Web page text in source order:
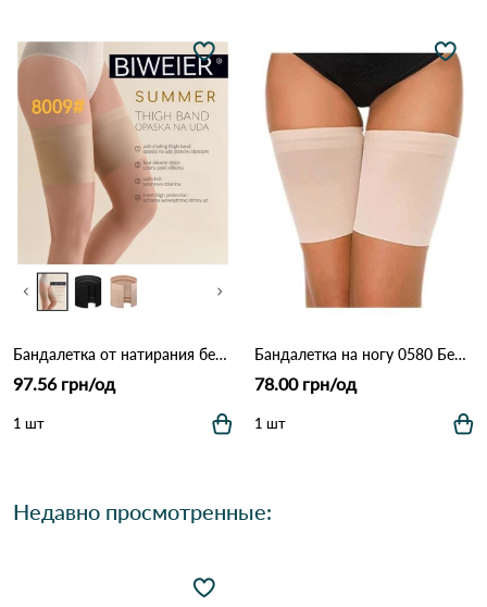
Бандалетка от натирания бедер 8009 Черный
97.56 грн/од
1 шт
Бандалетка на ногу 0580 Бежевый
78.00 грн/од
1 шт
Недавно просмотренные: